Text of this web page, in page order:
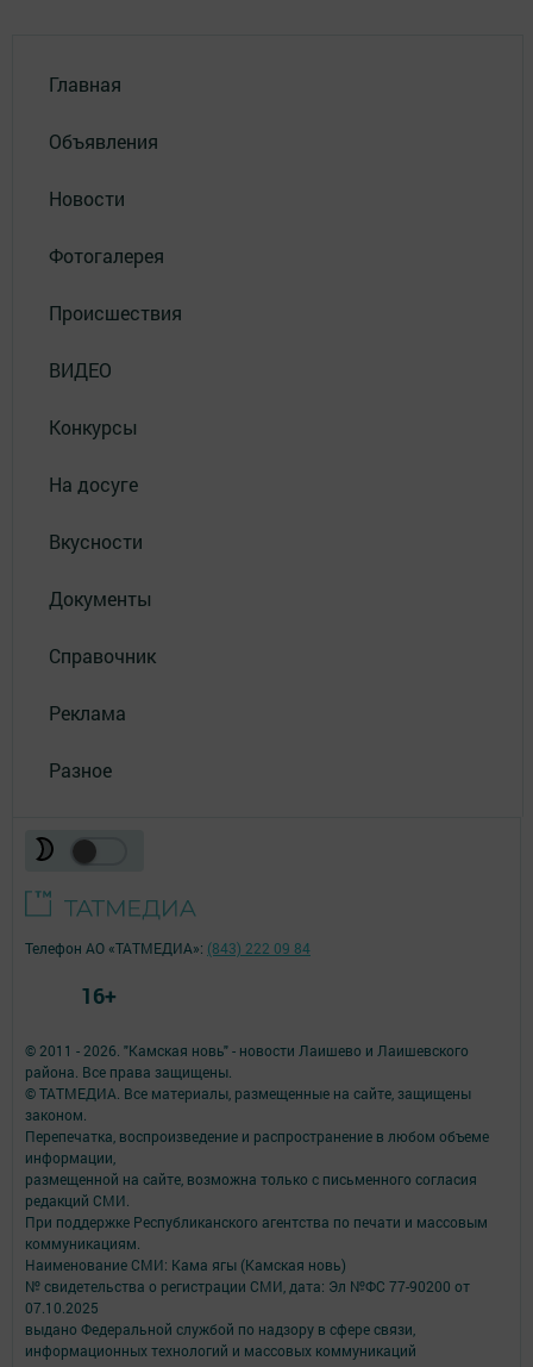
Главная
Объявления
Новости
Фотогалерея
Происшествия
ВИДЕО
Конкурсы
На досуге
Вкусности
Документы
Справочник
Реклама
Разное
© 2011 - 2026. "Камская новь" - новости Лаишево и Лаишевского
района. Все права защищены.
© ТАТМЕДИА. Все материалы, размещенные на сайте, защищены
законом.
Перепечатка, воспроизведение и распространение в любом объеме
информации,
размещенной на сайте, возможна только с письменного согласия
редакций СМИ.
При поддержке Республиканского агентства по печати и массовым
коммуникациям.
Наименование СМИ: Кама ягы (Камская новь)
№ свидетельства о регистрации СМИ, дата: Эл №ФC 77-90200 от
07.10.2025
выдано Федеральной службой по надзору в сфере связи,
информационных технологий и массовых коммуникаций
Телефон АО «ТАТМЕДИА»: (843) 222 09 84
16+